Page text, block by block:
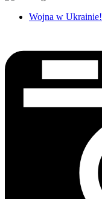
Wojna w Ukrainie!